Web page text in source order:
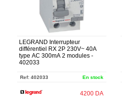
LEGRAND Interrupteur
différentiel RX 2P 230V~ 40A
type AC 300mA 2 modules -
402033
Ref: 402033 En stock
4200 DA